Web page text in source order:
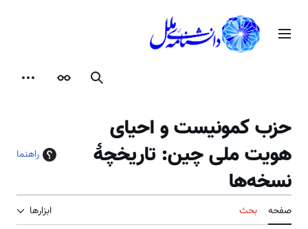
محتوامنوی اصلی
جستجوظاهر
حزب کمونیست و احیای
هویت ملی چین: تاریخچهٔ
نسخه‌ها
راهنما
صفحه بحث
ابزارها